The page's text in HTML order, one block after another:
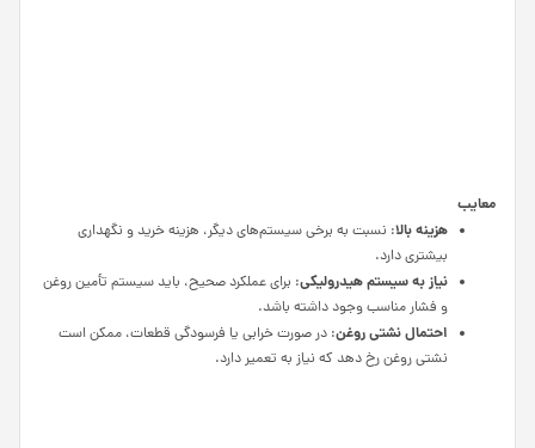
معایب
هزینه بالا: نسبت به برخی سیستم‌های دیگر، هزینه خرید و نگهداری
بیشتری دارد.
نیاز به سیستم هیدرولیکی: برای عملکرد صحیح، باید سیستم تأمین روغن
و فشار مناسب وجود داشته باشد.
احتمال نشتی روغن: در صورت خرابی یا فرسودگی قطعات، ممکن است
نشتی روغن رخ دهد که نیاز به تعمیر دارد.